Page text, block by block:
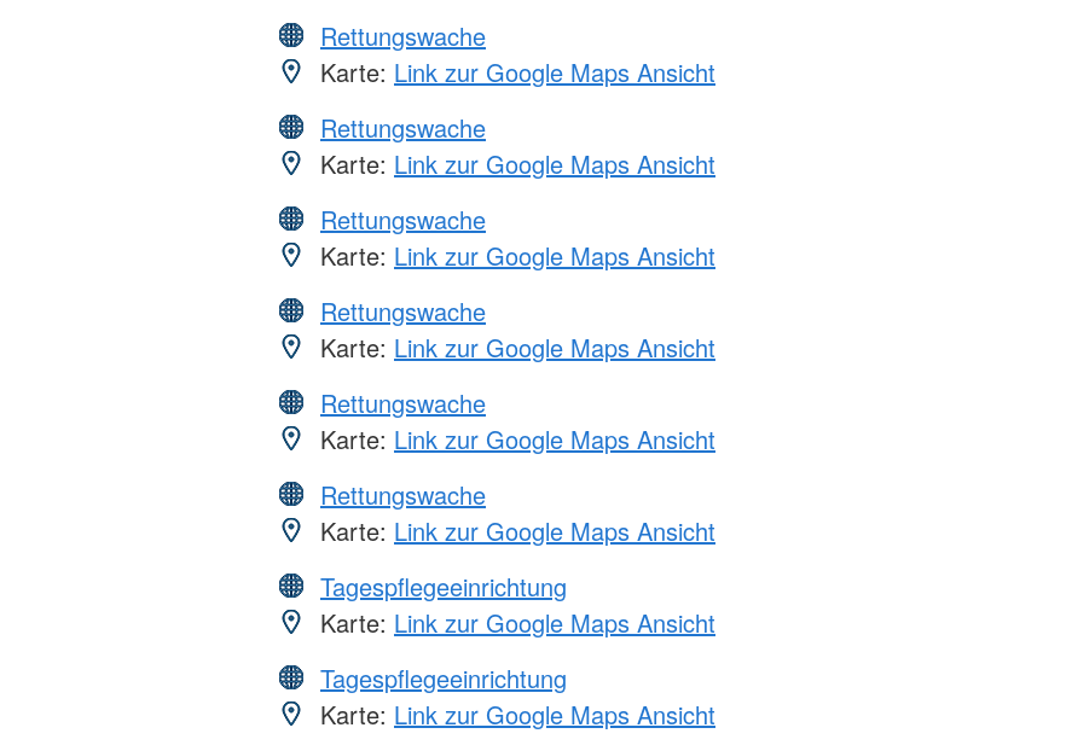
Rettungswache
Karte: Link zur Google Maps Ansicht
Rettungswache
Karte: Link zur Google Maps Ansicht
Rettungswache
Karte: Link zur Google Maps Ansicht
Rettungswache
Karte: Link zur Google Maps Ansicht
Rettungswache
Karte: Link zur Google Maps Ansicht
Rettungswache
Karte: Link zur Google Maps Ansicht
Tagespflegeeinrichtung
Karte: Link zur Google Maps Ansicht
Tagespflegeeinrichtung
Karte: Link zur Google Maps Ansicht